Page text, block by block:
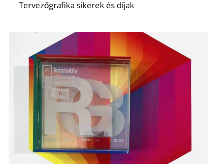
Tervezőgrafika sikerek és díjak